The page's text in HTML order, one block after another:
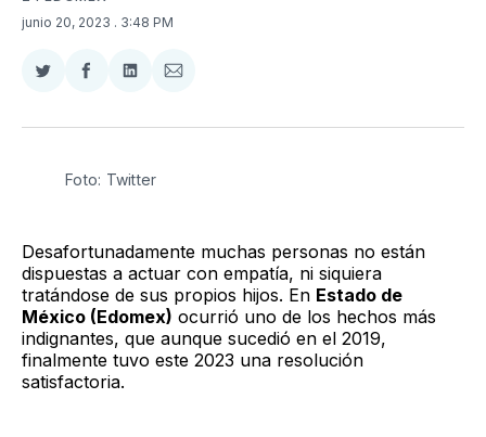
junio 20, 2023 . 3:48 PM
Compartir
Twitter
Compartir
Facebook
Compartir
LinkedIn
Compartir
Email
Foto: Twitter
Desafortunadamente muchas personas no están
dispuestas a actuar con empatía, ni siquiera
tratándose de sus propios hijos. En Estado de
México (Edomex) ocurrió uno de los hechos más
indignantes, que aunque sucedió en el 2019,
finalmente tuvo este 2023 una resolución
satisfactoria.